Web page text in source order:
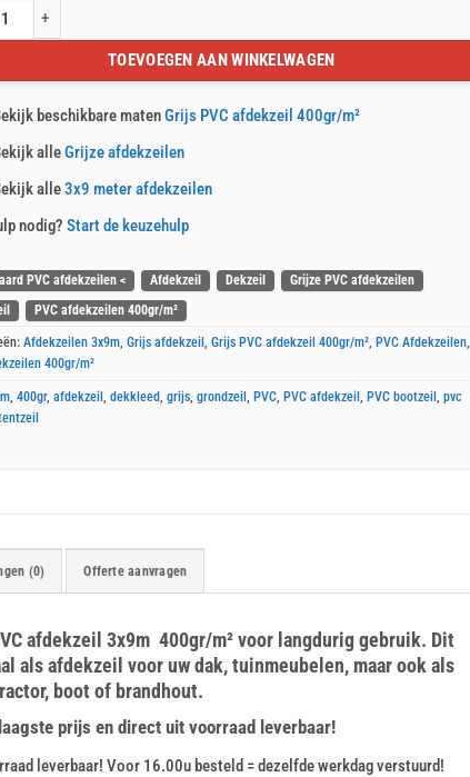
en
afdekzeil 3x9m 400gr/m² aantal
TOEVOEGEN AAN WINKELWAGEN
beschikbare matenGrijs PVC afdekzeil 400gr/m²
alleGrijze afdekzeilen
alle3x9 meter afdekzeilen
nodig? Start de keuzehulp
PVC afdekzeilen < Afdekzeil Dekzeil
Grijze PVC afdekzeilen
PVC afdekzeilen 400gr/m²
Afdekzeilen 3x9m,Grijs afdekzeil,Grijs PVC afdekzeil 400gr/m², PVC Afdekzeilen,
400gr/m²
,400gr,afdekzeil,dekkleed,grijs,grondzeil, PVC, PVC afdekzeil, PVC bootzeil,pvc
(0) Offerte aanvragen
afdekzeil 3x9m 400gr/m² voor langdurig gebruik. Dit
als afdekzeil voor uw dak, tuinmeubelen, maar ook als
boot of brandhout.
prijs en direct uit voorraad leverbaar!
leverbaar! Voor 16.00u besteld = dezelfde werkdag verstuurd!